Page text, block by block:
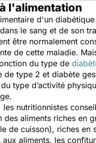
l'alimentation
d'un
le sang et de son
être normalement
de cette maladie.
du type de
de type 2 et diabète
type d’activité
les nutritionnistes
des aliments riches en
de cuisson), riches en
aux aliments, les